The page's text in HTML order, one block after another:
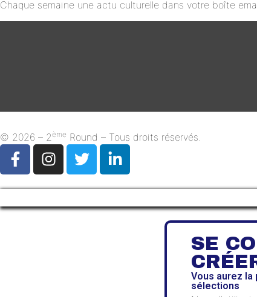
Chaque semaine une actu culturelle dans votre boîte
© 2026 – 2ème Round – Tous droits réservés.
SE
Vous aurez
sélections